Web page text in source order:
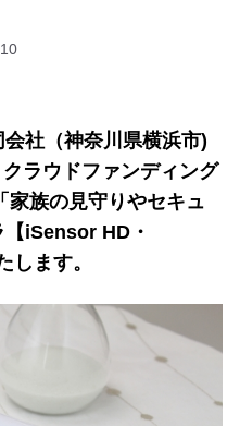
社（神奈川県横浜市)
ラウドファンディング
族の見守りやセキュ
iSensor HD・
します。